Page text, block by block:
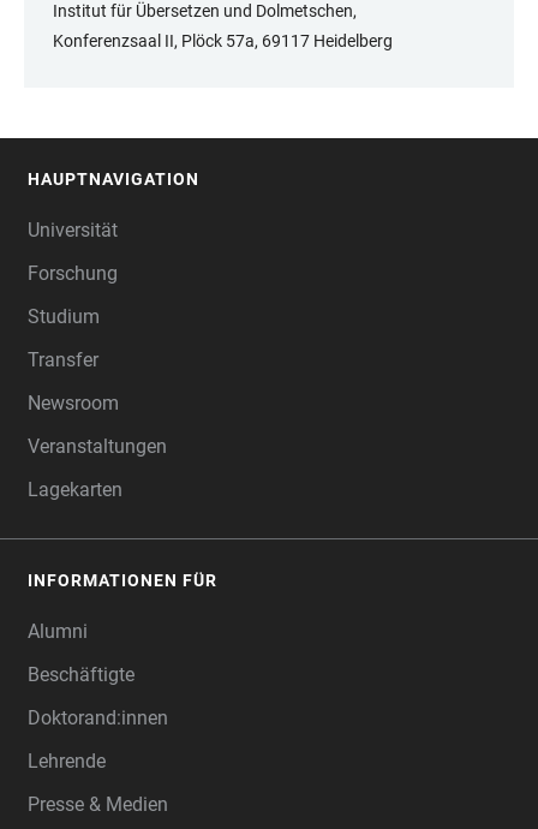
Institut für Übersetzen und Dolmetschen,
Konferenzsaal II, Plöck 57a, 69117 Heidelberg
HAUPTNAVIGATION
Universität
Forschung
Studium
Transfer
Newsroom
Veranstaltungen
Lagekarten
INFORMATIONEN FÜR
Alumni
Beschäftigte
Doktorand:innen
Lehrende
Presse & Medien